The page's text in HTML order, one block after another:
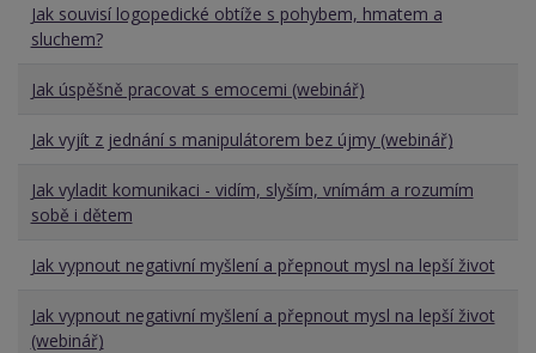
Jak souvisí logopedické obtíže s pohybem, hmatem a
sluchem?
Jak úspěšně pracovat s emocemi (webinář)
Jak vyjít z jednání s manipulátorem bez újmy (webinář)
Jak vyladit komunikaci - vidím, slyším, vnímám a rozumím
sobě i dětem
Jak vypnout negativní myšlení a přepnout mysl na lepší život
Jak vypnout negativní myšlení a přepnout mysl na lepší život
(webinář)